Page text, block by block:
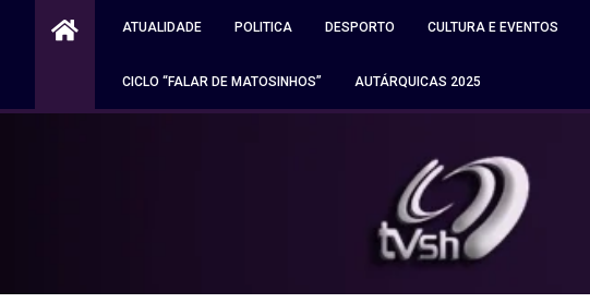
ATUALIDADE POLITICA DESPORTO CULTURA E EVENTOS
CICLO “FALAR DE MATOSINHOS” AUTÁRQUICAS 2025